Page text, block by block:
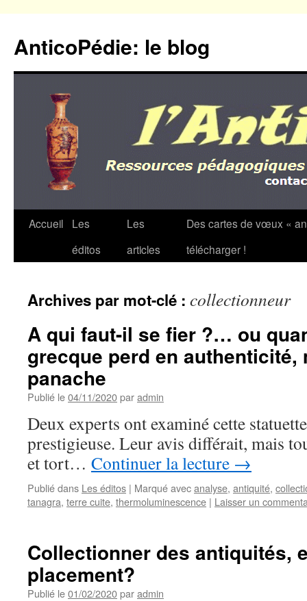
contenu
AnticoPédie: le blog
Accueil
Les
éditos
Les
articles
Des cartes de vœux «
télécharger !
Archives par mot-clé : collectionneur
A qui faut-il se fier ?… ou
grecque perd en authenticité,
panache
Publié le04/11/2020paradmin
Deux experts ont examiné cette
prestigieuse. Leur avis différait, mais
et tort… Continuer la lecture →
Publié dans Les éditos | Marqué avecanalyse, antiquité,
tanagra, terre cuite, thermoluminescence | Laisser un
Collectionner des antiquités,
placement?
Publié le01/02/2020paradmin